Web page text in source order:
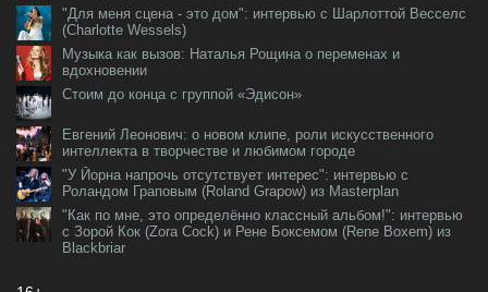
"Для меня сцена - это дом": интервью с Шарлоттой Весселс
(Charlotte Wessels)
Музыка как вызов: Наталья Рощина о переменах и
вдохновении
Стоим до конца с группой «Эдисон»
Евгений Леонович: о новом клипе, роли искусственного
интеллекта в творчестве и любимом городе
"У Йорна напрочь отсутствует интерес": интервью с
Роландом Граповым (Roland Grapow) из Masterplan
"Как по мне, это определённо классный альбом!": интервью
с Зорой Кок (Zora Cock) и Рене Боксемом (Rene Boxem) из
Blackbriar